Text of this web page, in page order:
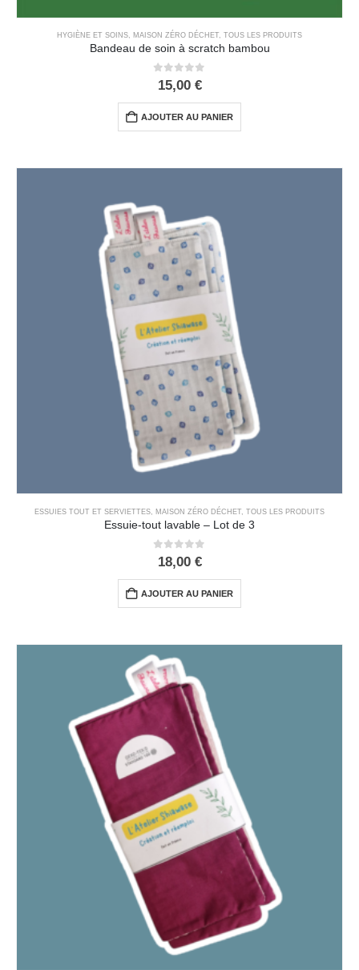
HYGIÈNE ET SOINS, MAISON ZÉRO DÉCHET, TOUS LES PRODUITS
Bandeau de soin à scratch bambou
0out of 5
15,00 €
AJOUTER AU PANIER
ESSUIES TOUT ET SERVIETTES, MAISON ZÉRO DÉCHET, TOUS LES PRODUITS
Essuie-tout lavable – Lot de 3
0out of 5
18,00 €
AJOUTER AU PANIER